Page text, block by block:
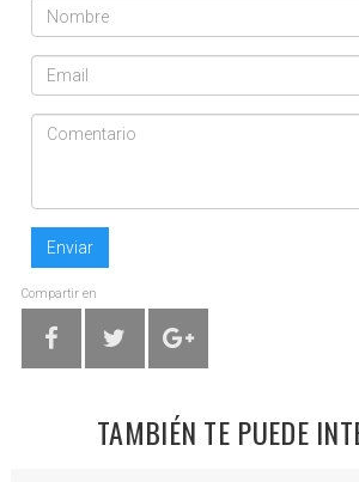
Enviar
Compartir en
TAMBIÉN TE PUEDE